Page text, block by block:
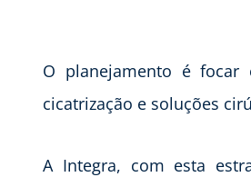
O planejamento é focar
cicatrização e soluções
A Integra, com esta